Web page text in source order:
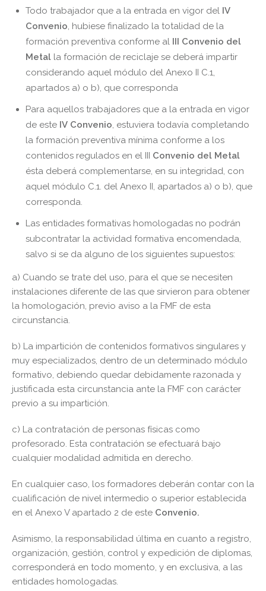
Todo trabajador que a la entrada en vigor del IV
Convenio, hubiese finalizado la totalidad de la
formación preventiva conforme al III Convenio del
Metalla formación de reciclaje se deberá impartir
considerando aquel módulo del Anexo II C.1,
apartados a) o b), que corresponda
Para aquellos trabajadores que a la entrada en vigor
de este IV Convenio, estuviera todavía completando
la formación preventiva mínima conforme a los
contenidos regulados en el III Convenio del Metal
ésta deberá complementarse, en su integridad, con
aquel módulo C.1. del Anexo II, apartados a) o b), que
corresponda.
Las entidades formativas homologadas no podrán
subcontratar la actividad formativa encomendada,
salvo si se da alguno de los siguientes supuestos:
a) Cuando se trate del uso, para el que se necesiten
instalaciones diferente de las que sirvieron para obtener
la homologación, previo aviso a la FMF de esta
circunstancia.
b) La impartición de contenidos formativos singulares y
muy especializados, dentro de un determinado módulo
formativo, debiendo quedar debidamente razonada y
justificada esta circunstancia ante la FMF con carácter
previo a su impartición.
c) La contratación de personas físicas como
profesorado. Esta contratación se efectuará bajo
cualquier modalidad admitida en derecho.
En cualquier caso, los formadores deberán contar con la
cualificación de nivel intermedio o superior establecida
en el Anexo V apartado 2 de este Convenio.
Asimismo, la responsabilidad última en cuanto a registro,
organización, gestión, control y expedición de diplomas,
corresponderá en todo momento, y en exclusiva, a las
entidades homologadas.